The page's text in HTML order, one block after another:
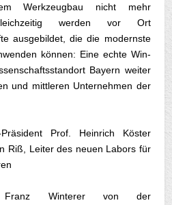
Werkzeugbau nicht mehr
werden vor Ort
ausgebildet, die die modernste
können: Eine echte Win-
Bayern weiter
und mittleren Unternehmen der
Prof. Heinrich Köster
Riß, Leiter des neuen Labors für
Franz Winterer von der